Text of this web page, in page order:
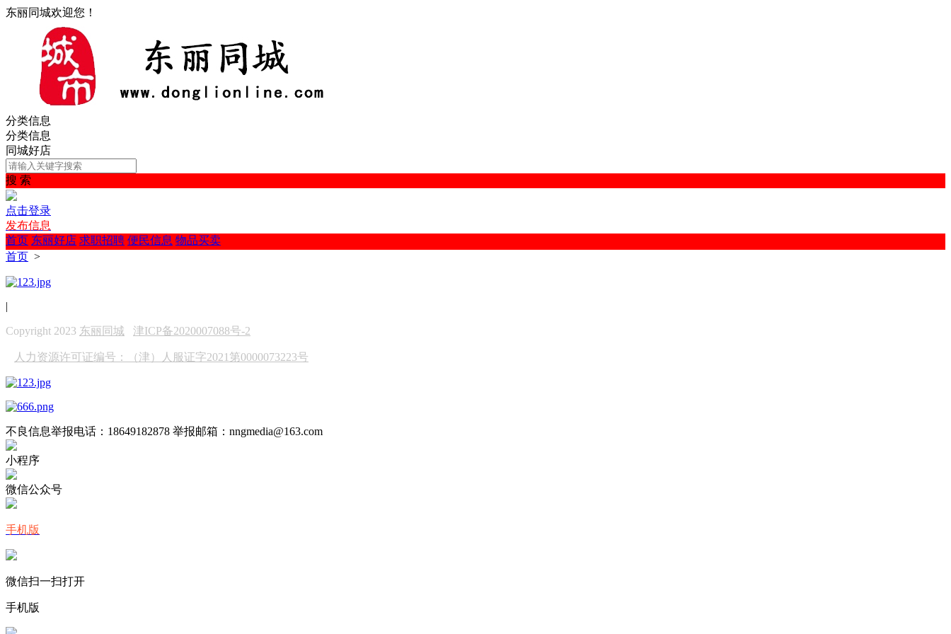
东丽同城欢迎您！
分类信息
分类信息
同城好店
搜 索
点击登录
发布信息
首页 东丽好店 求职招聘 便民信息 物品买卖
首页 >
|
Copyright 2023 东丽同城 津ICP备2020007088号-2
人力资源许可证编号：（津）人服证字2021第0000073223号
不良信息举报电话：18649182878 举报邮箱：nngmedia@163.com
小程序
微信公众号
手机版
微信扫一扫打开
手机版